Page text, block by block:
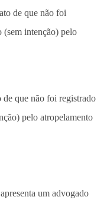
que não foi registrado
pelo atropelamento
um advogado